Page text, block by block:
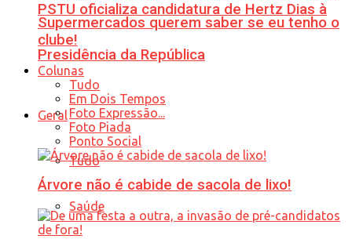
PSTU oficializa candidatura de Hertz Dias à
Presidência da República
Geral
Tudo
Saúde
Supermercados querem saber se eu tenho o
clube!
Colunas
Tudo
Em Dois Tempos
Foto Expressão...
Foto Piada
Ponto Social
Árvore não é cabide de sacola de lixo!